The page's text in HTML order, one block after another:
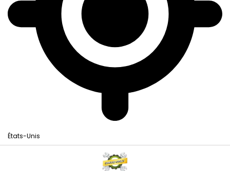
États-Unis